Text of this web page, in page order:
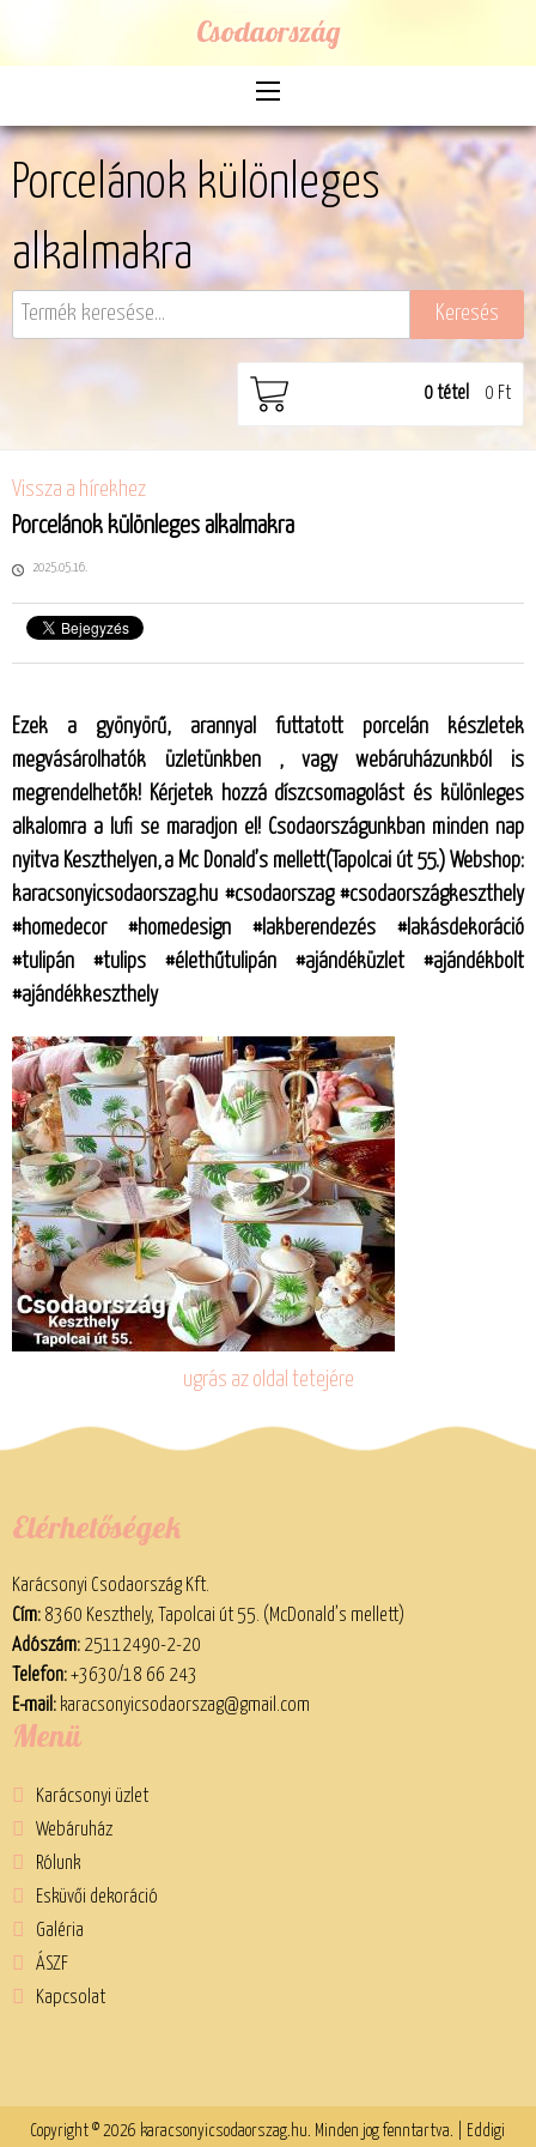
Csodaország
Porcelánok különleges
alkalmakra
0tétel 0 Ft
Vissza a hírekhez
Porcelánok különleges alkalmakra
2025.05.16.
Ezek a gyönyörű, arannyal futtatott porcelán készletek
megvásárolhatók üzletünkben , vagy webáruházunkból is
megrendelhetők! Kérjetek hozzá díszcsomagolást és különleges
alkalomra a lufi se maradjon el! Csodaországunkban minden nap
nyitva Keszthelyen, a Mc Donald’s mellett(Tapolcai út 55.) Webshop:
karacsonyicsodaorszag.hu #csodaorszag #csodaországkeszthely
#homedecor #homedesign #lakberendezés #lakásdekoráció
#tulipán #tulips #élethűtulipán #ajándéküzlet #ajándékbolt
#ajándékkeszthely
ugrás az oldal tetejére
Elérhetőségek
Karácsonyi Csodaország Kft.
Cím:8360 Keszthely, Tapolcai út 55. (McDonald’s mellett)
Adószám:25112490-2-20
Telefon:+3630/18 66 243
E-mail: karacsonyicsodaorszag@gmail.com
Menü
Karácsonyi üzlet
Webáruház
Rólunk
Esküvői dekoráció
Galéria
ÁSZF
Kapcsolat
Copyright © 2026 karacsonyicsodaorszag.hu. Minden jog fenntartva. | Eddigi